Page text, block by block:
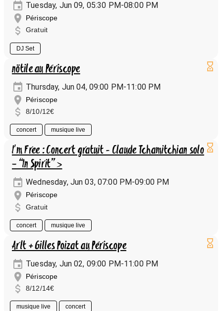
Tuesday, Jun 09, 05:30 PM-08:00 PM
Périscope
Gratuit
DJ Set
nötile au Périscope
Thursday, Jun 04, 09:00 PM-11:00 PM
Périscope
8/10/12€
concert musique live
I'm Free : Concert gratuit - Claude Tchamitchian solo
– “In Spirit” >
Wednesday, Jun 03, 07:00 PM-09:00 PM
Périscope
Gratuit
concert musique live
Arlt + Gilles Poizat au Périscope
Tuesday, Jun 02, 09:00 PM-11:00 PM
Périscope
8/12/14€
musique live concert